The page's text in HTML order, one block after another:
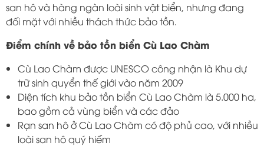
san hô và hàng ngàn loài sinh vật biển, nhưng đang
đối mặt với nhiều thách thức bảo tồn.
Điểm chính về bảo tồn biển Cù Lao Chàm
Cù Lao Chàm được UNESCO công nhận là Khu dự
trữ sinh quyển thế giới vào năm 2009
Diện tích khu bảo tồn biển Cù Lao Chàm là 5.000 ha,
bao gồm cả vùng biển và các đảo
Rạn san hô ở Cù Lao Chàm có độ phủ cao, với nhiều
loài san hô quý hiếm